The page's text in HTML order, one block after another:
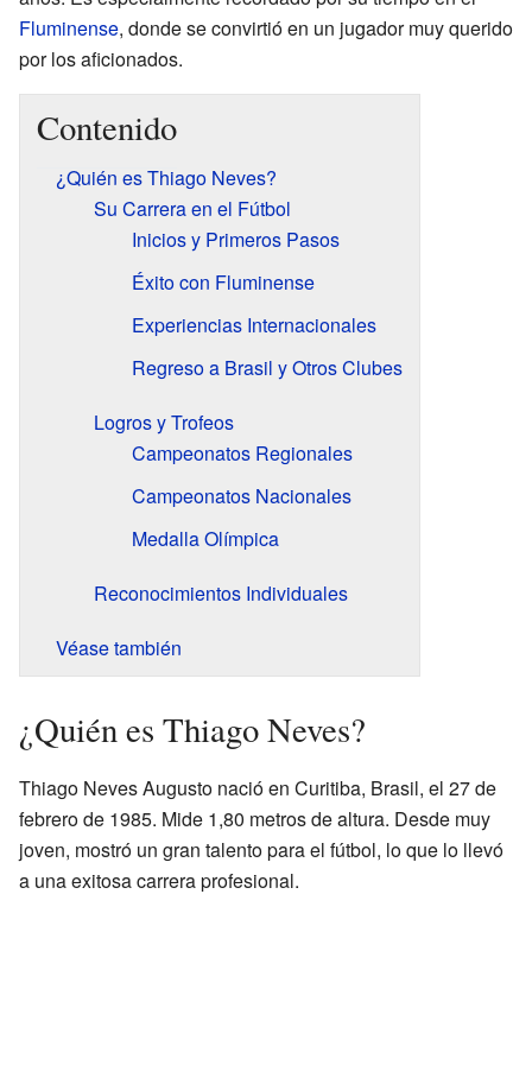
Fluminense, donde se convirtió en un jugador muy querido
por los aficionados.
Contenido
¿Quién es Thiago Neves?
Su Carrera en el Fútbol
Inicios y Primeros Pasos
Éxito con Fluminense
Experiencias Internacionales
Regreso a Brasil y Otros Clubes
Logros y Trofeos
Campeonatos Regionales
Campeonatos Nacionales
Medalla Olímpica
Reconocimientos Individuales
Véase también
¿Quién es Thiago Neves?
Thiago Neves Augusto nació en Curitiba, Brasil, el 27 de
febrero de 1985. Mide 1,80 metros de altura. Desde muy
joven, mostró un gran talento para el fútbol, lo que lo llevó
a una exitosa carrera profesional.